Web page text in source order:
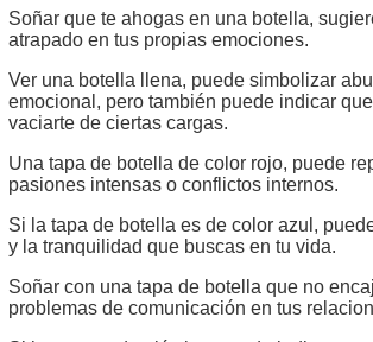
Soñar que te ahogas en una botella,
atrapado en tus propias emociones.
Ver una botella llena, puede simbolizar
emocional, pero también puede indicar
vaciarte de ciertas cargas.
Una tapa de botella de color rojo, puede
pasiones intensas o conflictos internos.
Si la tapa de botella es de color azul,
y la tranquilidad que buscas en tu vida.
Soñar con una tapa de botella que no
problemas de comunicación en tus